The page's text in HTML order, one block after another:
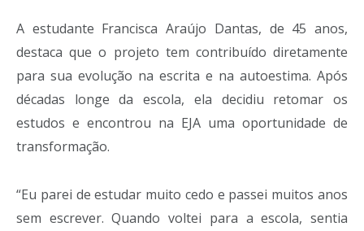
A estudante Francisca Araújo Dantas, de 45 anos,
destaca que o projeto tem contribuído diretamente
para sua evolução na escrita e na autoestima. Após
décadas longe da escola, ela decidiu retomar os
estudos e encontrou na EJA uma oportunidade de
transformação.
“Eu parei de estudar muito cedo e passei muitos anos
sem escrever. Quando voltei para a escola, sentia